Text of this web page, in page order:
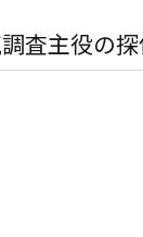
査主役の